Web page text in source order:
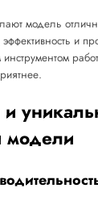
модель
и
и
модели